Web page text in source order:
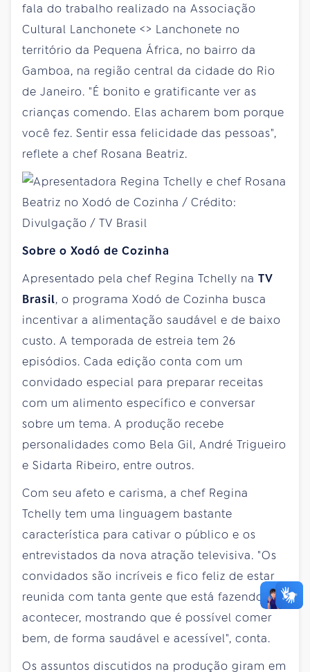
fala do trabalho realizado na Associação
Cultural Lanchonete <> Lanchonete no
território da Pequena África, no bairro da
Gamboa, na região central da cidade do Rio
de Janeiro. "É bonito e gratificante ver as
crianças comendo. Elas acharem bom porque
você fez. Sentir essa felicidade das pessoas",
reflete a chef Rosana Beatriz.
Sobre o Xodó de Cozinha
Apresentado pela chef Regina Tchelly na TV
Brasil, o programa Xodó de Cozinha busca
incentivar a alimentação saudável e de baixo
custo. A temporada de estreia tem 26
episódios. Cada edição conta com um
convidado especial para preparar receitas
com um alimento específico e conversar
sobre um tema. A produção recebe
personalidades como Bela Gil, André Trigueiro
e Sidarta Ribeiro, entre outros.
Com seu afeto e carisma, a chef Regina
Tchelly tem uma linguagem bastante
característica para cativar o público e os
entrevistados da nova atração televisiva. "Os
convidados são incríveis e fico feliz de estar
reunida com tanta gente que está fazendo
acontecer, mostrando que é possível comer
bem, de forma saudável e acessível", conta.
Os assuntos discutidos na produção giram em